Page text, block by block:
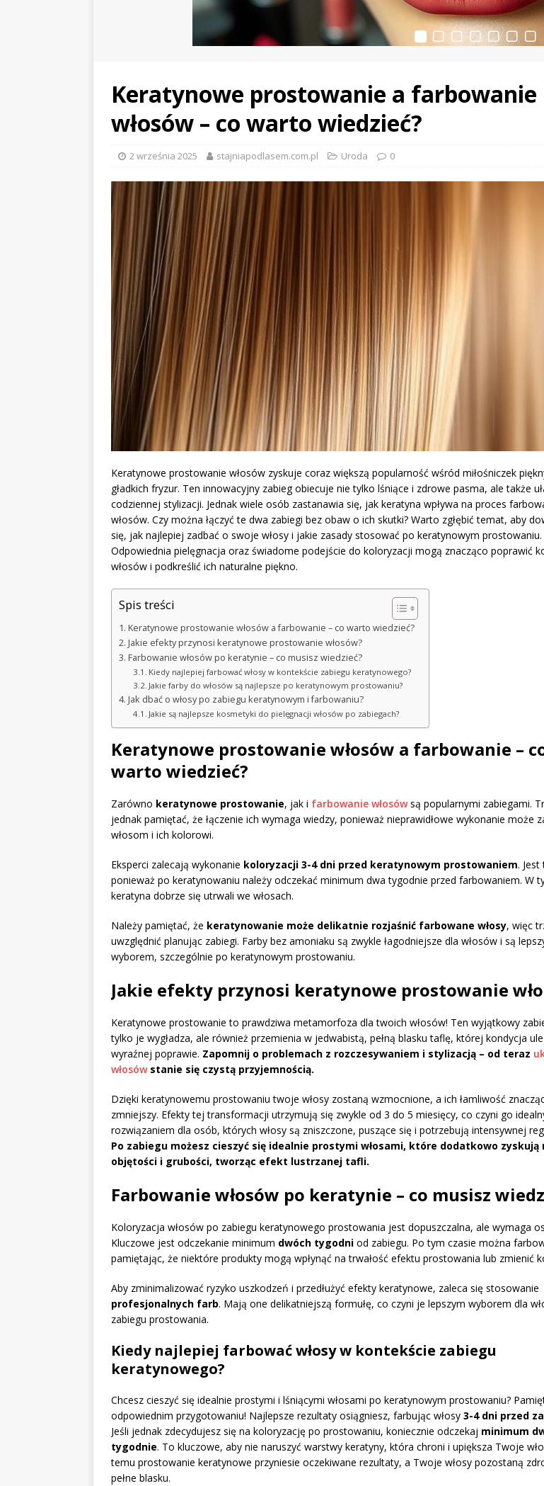
Keratynowe prostowanie a farbowanie
włosów – co warto wiedzieć?
2 września 2025 stajniapodlasem.com.pl Uroda 0
Keratynowe prostowanie włosów zyskuje coraz większą popularność wśród miłośniczek
gładkich fryzur. Ten innowacyjny zabieg obiecuje nie tylko lśniące i zdrowe pasma, ale także
codziennej stylizacji. Jednak wiele osób zastanawia się, jak keratyna wpływa na proces
włosów. Czy można łączyć te dwa zabiegi bez obaw o ich skutki? Warto zgłębić temat, aby
się, jak najlepiej zadbać o swoje włosy i jakie zasady stosować po keratynowym prostowaniu.
Odpowiednia pielęgnacja oraz świadome podejście do koloryzacji mogą znacząco poprawić
włosów i podkreślić ich naturalne piękno.
Spis treści
Keratynowe prostowanie włosów a farbowanie – co warto wiedzieć?
Jakie efekty przynosi keratynowe prostowanie włosów?
Farbowanie włosów po keratynie – co musisz wiedzieć?
Kiedy najlepiej farbować włosy w kontekście zabiegu keratynowego?
Jakie farby do włosów są najlepsze po keratynowym prostowaniu?
Jak dbać o włosy po zabiegu keratynowym i farbowaniu?
Jakie są najlepsze kosmetyki do pielęgnacji włosów po zabiegach?
Keratynowe prostowanie włosów a farbowanie –
warto wiedzieć?
Zarówno keratynowe prostowanie, jak i farbowanie włosówsą popularnymi zabiegami.
jednak pamiętać, że łączenie ich wymaga wiedzy, ponieważ nieprawidłowe wykonanie może
włosom i ich kolorowi.
Eksperci zalecają wykonanie koloryzacji 3-4 dni przed keratynowym prostowaniem.
ponieważ po keratynowaniu należy odczekać minimum dwa tygodnie przed farbowaniem. W
keratyna dobrze się utrwali we włosach.
Należy pamiętać, że keratynowanie może delikatnie rozjaśnić farbowane włosy, więc
uwzględnić planując zabiegi. Farby bez amoniaku są zwykle łagodniejsze dla włosów i są
wyborem, szczególnie po keratynowym prostowaniu.
Jakie efekty przynosi keratynowe prostowanie
Keratynowe prostowanie to prawdziwa metamorfoza dla twoich włosów! Ten wyjątkowy
tylko je wygładza, ale również przemienia w jedwabistą, pełną blasku taflę, której kondycja
wyraźnej poprawie. Zapomnij o problemach z rozczesywaniem i stylizacją – od teraz
włosówstanie się czystą przyjemnością.
Dzięki keratynowemu prostowaniu twoje włosy zostaną wzmocnione, a ich łamliwość
zmniejszy. Efekty tej transformacji utrzymują się zwykle od 3 do 5 miesięcy, co czyni go
rozwiązaniem dla osób, których włosy są zniszczone, puszące się i potrzebują intensywnej
Po zabiegu możesz cieszyć się idealnie prostymi włosami, które dodatkowo zyskują
objętości i grubości, tworząc efekt lustrzanej tafli.
Farbowanie włosów po keratynie – co musisz
Koloryzacja włosów po zabiegu keratynowego prostowania jest dopuszczalna, ale wymaga
Kluczowe jest odczekanie minimum dwóch tygodni od zabiegu. Po tym czasie można
pamiętając, że niektóre produkty mogą wpłynąć na trwałość efektu prostowania lub zmienić
Aby zminimalizować ryzyko uszkodzeń i przedłużyć efekty keratynowe, zaleca się stosowanie
profesjonalnych farb. Mają one delikatniejszą formułę, co czyni je lepszym wyborem dla
zabiegu prostowania.
Kiedy najlepiej farbować włosy w kontekście zabiegu
keratynowego?
Chcesz cieszyć się idealnie prostymi i lśniącymi włosami po keratynowym prostowaniu?
odpowiednim przygotowaniu! Najlepsze rezultaty osiągniesz, farbując włosy 3-4 dni przed
Jeśli jednak zdecydujesz się na koloryzację po prostowaniu, koniecznie odczekaj minimum
tygodnie. To kluczowe, aby nie naruszyć warstwy keratyny, która chroni i upiększa Twoje
temu prostowanie keratynowe przyniesie oczekiwane rezultaty, a Twoje włosy pozostaną
pełne blasku.